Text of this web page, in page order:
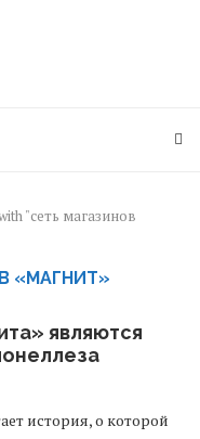
"сеть магазинов
«МАГНИТ»
являются
история, о которой